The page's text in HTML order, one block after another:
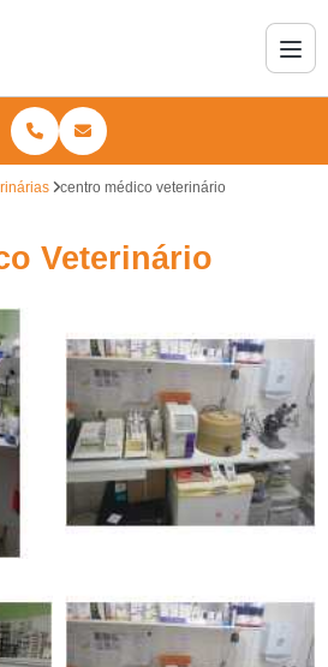
centro médico veterinário
Veterinário